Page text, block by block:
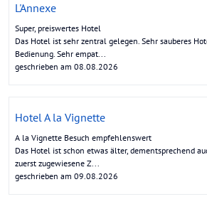
L'Annexe
Super, preiswertes Hotel
Das Hotel ist sehr zentral gelegen. Sehr sauberes
Bedienung. Sehr empat...
geschrieben am 08.08.2026
Hotel A la Vignette
A la Vignette Besuch empfehlenswert
Das Hotel ist schon etwas älter, dementsprechend
zuerst zugewiesene Z...
geschrieben am 09.08.2026